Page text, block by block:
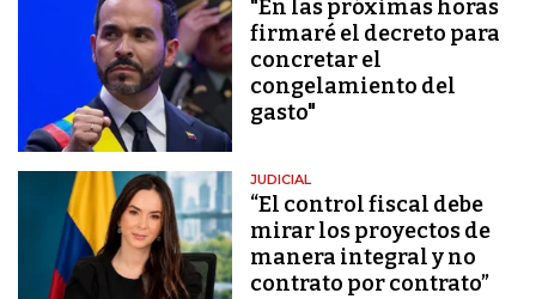
"En las próximas horas
firmaré el decreto para
concretar el
congelamiento del
gasto"
JUDICIAL
“El control fiscal debe
mirar los proyectos de
manera integral y no
contrato por contrato”